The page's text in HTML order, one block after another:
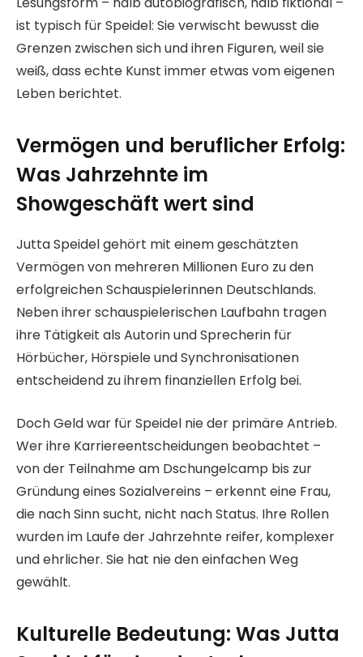
ist typisch für Speidel: Sie verwischt bewusst die
Grenzen zwischen sich und ihren Figuren, weil sie
weiß, dass echte Kunst immer etwas vom eigenen
Leben berichtet.
Vermögen und beruflicher Erfolg:
Was Jahrzehnte im
Showgeschäft wert sind
Jutta Speidel gehört mit einem geschätzten
Vermögen von mehreren Millionen Euro zu den
erfolgreichen Schauspielerinnen Deutschlands.
Neben ihrer schauspielerischen Laufbahn tragen
ihre Tätigkeit als Autorin und Sprecherin für
Hörbücher, Hörspiele und Synchronisationen
entscheidend zu ihrem finanziellen Erfolg bei.
Doch Geld war für Speidel nie der primäre Antrieb.
Wer ihre Karriereentscheidungen beobachtet –
von der Teilnahme am Dschungelcamp bis zur
Gründung eines Sozialvereins – erkennt eine Frau,
die nach Sinn sucht, nicht nach Status. Ihre Rollen
wurden im Laufe der Jahrzehnte reifer, komplexer
und ehrlicher. Sie hat nie den einfachen Weg
gewählt.
Kulturelle Bedeutung: Was Jutta